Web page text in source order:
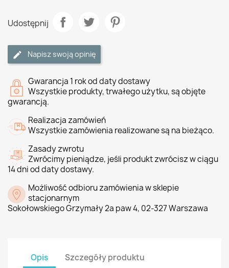
Udostępnij
Napisz swoją opinię
Gwarancja 1 rok od daty dostawy
Wszystkie produkty, trwałego użytku, są objęte
gwarancją.
Realizacja zamówień
Wszystkie zamówienia realizowane są na bieżąco.
Zasady zwrotu
Zwrócimy pieniądze, jeśli produkt zwrócisz w ciągu
14 dni od daty dostawy.
Możliwość odbioru zamówienia w sklepie
stacjonarnym
Sokołowskiego Grzymały 2a paw 4, 02-327 Warszawa
Opis
Szczegóły produktu